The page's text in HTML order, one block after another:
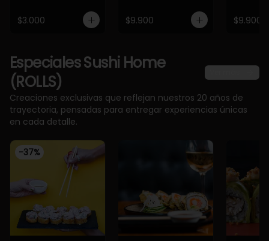
$3.000 $9.900 $9.900
Especiales Sushi Home
(ROLLS)
Creaciones exclusivas que reflejan nuestros 20 años de
trayectoria, pensadas para entregar experiencias únicas
en cada detalle.
-37%